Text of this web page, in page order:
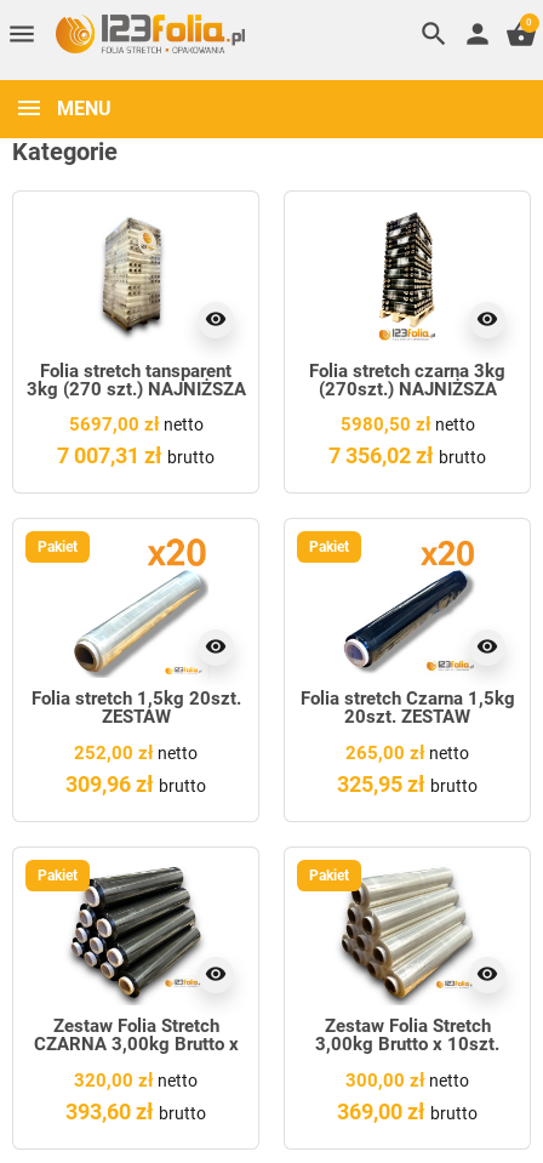
menu search person shopping_basket
0
MENU
Kategorie
visibility
Folia stretch tansparent
3kg (270 szt.) NAJNIŻSZA
5697,00 złnetto
7 007,31 zł brutto
visibility
Folia stretch czarna 3kg
(270szt.) NAJNIŻSZA
5980,50 złnetto
7 356,02 zł brutto
Pakiet
visibility
Folia stretch 1,5kg 20szt.
ZESTAW
252,00 zł netto
309,96 zł brutto
Pakiet
visibility
Folia stretch Czarna 1,5kg
20szt. ZESTAW
265,00 zł netto
325,95 zł brutto
Pakiet
visibility
Zestaw Folia Stretch
CZARNA 3,00kg Brutto x
320,00 zł netto
393,60 zł brutto
Pakiet
visibility
Zestaw Folia Stretch
3,00kg Brutto x 10szt.
300,00 zł netto
369,00 zł brutto